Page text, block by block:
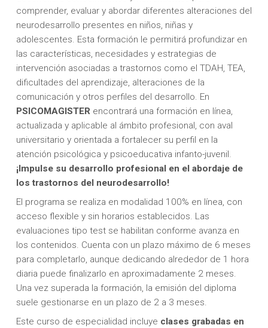
comprender, evaluar y abordar diferentes alteraciones del
neurodesarrollo presentes en niños, niñas y
adolescentes. Esta formación le permitirá profundizar en
las características, necesidades y estrategias de
intervención asociadas a trastornos como el TDAH, TEA,
dificultades del aprendizaje, alteraciones de la
comunicación y otros perfiles del desarrollo. En
PSICOMAGISTERencontrará una formación en línea,
actualizada y aplicable al ámbito profesional, con aval
universitario y orientada a fortalecer su perfil en la
atención psicológica y psicoeducativa infanto-juvenil.
¡Impulse su desarrollo profesional en el abordaje de
los trastornos del neurodesarrollo!
El programa se realiza en modalidad 100% en línea, con
acceso flexible y sin horarios establecidos. Las
evaluaciones tipo test se habilitan conforme avanza en
los contenidos. Cuenta con un plazo máximo de 6 meses
para completarlo, aunque dedicando alrededor de 1 hora
diaria puede finalizarlo en aproximadamente 2 meses.
Una vez superada la formación, la emisión del diploma
suele gestionarse en un plazo de 2 a 3 meses.
Este curso de especialidad incluye clases grabadas en